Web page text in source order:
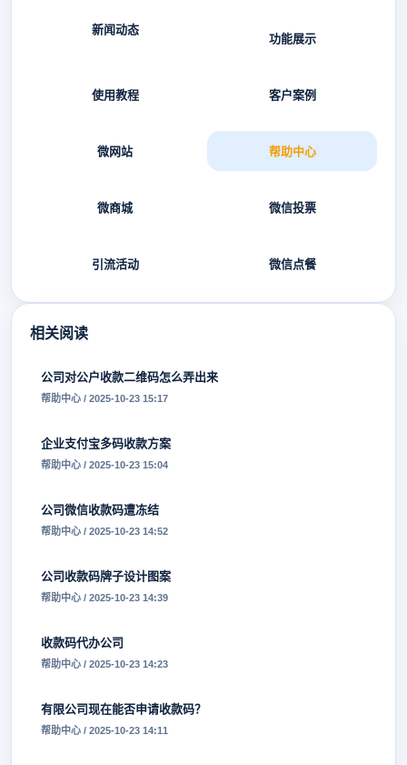
新闻动态
功能展示
使用教程 客户案例
微网站 帮助中心
微商城 微信投票
引流活动 微信点餐
相关阅读
公司对公户收款二维码怎么弄出来
帮助中心 / 2025-10-23 15:17
企业支付宝多码收款方案
帮助中心 / 2025-10-23 15:04
公司微信收款码遭冻结
帮助中心 / 2025-10-23 14:52
公司收款码牌子设计图案
帮助中心 / 2025-10-23 14:39
收款码代办公司
帮助中心 / 2025-10-23 14:23
有限公司现在能否申请收款码？
帮助中心 / 2025-10-23 14:11